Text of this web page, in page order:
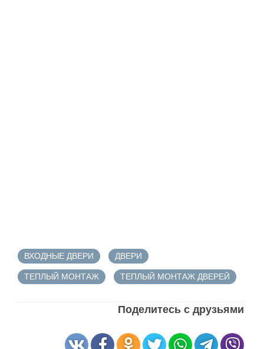
ВХОДНЫЕ ДВЕРИ ДВЕРИ
ТЕПЛЫЙ МОНТАЖ ТЕПЛЫЙ МОНТАЖ ДВЕРЕЙ
Поделитесь с друзьями